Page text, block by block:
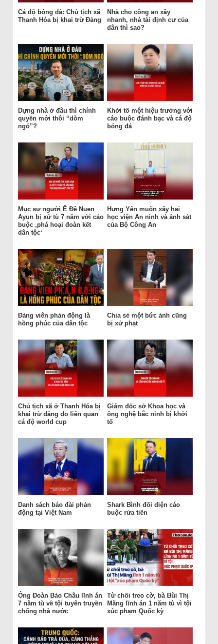
Cá độ bóng đá: Chủ tịch xã
Thanh Hóa bị khai trừ Đảng
Nhà cho công an xây
nhanh, nhà tái định cư của
dân thì sao?
Dựng nhà ở đâu thì chính
quyền mới thôi “dòm
ngó”?
Khởi tố một hiệu trưởng với
cáo buộc đánh bạc và cá độ
bóng đá
Mục sư người Ê Đê Nuen
Ayun bị xử tù 7 năm với cáo
buộc ‚phá hoại đoàn kết
dân tộc‘
Hưng Yên muốn xây hai
học viện An ninh và ảnh sát
của Bộ Công An
Đảng viên phản động là
hồng phúc của dân tộc
Chia sẻ một bức ảnh cũng
bị xử phạt
Chủ tịch xã ở Thanh Hóa bị
khai trừ đảng do liên quan
cá độ world cup
Giám đốc sở Khoa học và
ông nghệ bắc ninh bị khởi
tố
Danh sách báo đài phản
động tại Việt Nam
Shark Bình đối diện cáo
buộc rửa tiền
Ông Đoàn Bảo Châu lĩnh án
7 năm tù về tội tuyên truyền
chống nhà nước
Từ chối treo cờ, bà Bùi Thị
Măng lĩnh án 1 năm tù vì tội
xúc phạm Quốc kỳ